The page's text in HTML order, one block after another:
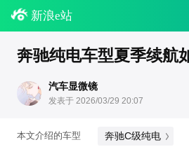
新浪e站
奔驰纯电车型夏季续航
汽车显微镜
发表于 2026/03/29 20:07
本文介绍的车型 奔驰C级纯电